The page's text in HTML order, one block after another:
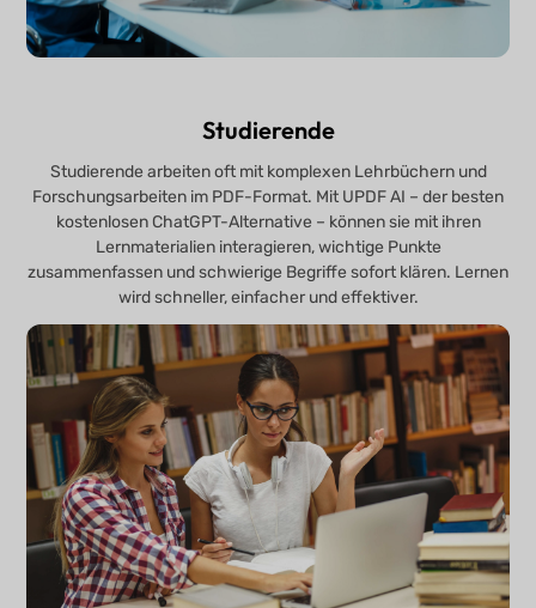
Studierende
Studierende arbeiten oft mit komplexen Lehrbüchern und
Forschungsarbeiten im PDF-Format. Mit UPDF AI – der besten
kostenlosen ChatGPT-Alternative – können sie mit ihren
Lernmaterialien interagieren, wichtige Punkte
zusammenfassen und schwierige Begriffe sofort klären. Lernen
wird schneller, einfacher und effektiver.